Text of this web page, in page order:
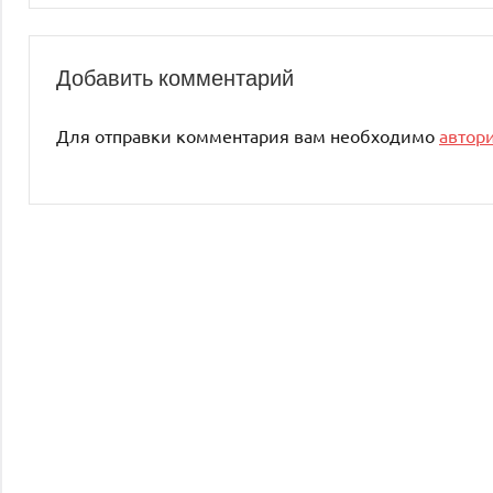
Добавить комментарий
Для отправки комментария вам необходимо